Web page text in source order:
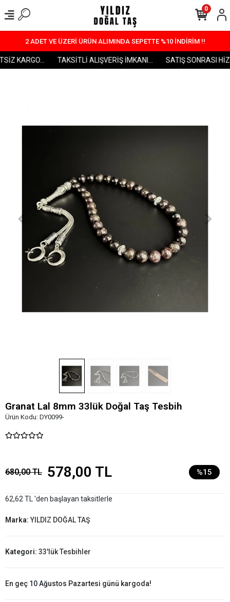
2 ADET VE ÜZERİ ÜRÜN ALIMINDA SEPETTE %10 İNDİRİM !!
KARGO... TAKSİTLİ ALIŞVERİŞ İMKANI... SATIŞ SONRASI
0
Granat Lal 8mm 33lük Doğal Taş Tesbih
Ürün Kodu: DY0099-
680,00 TL 578,00 TL %15
62,62 TL 'den başlayan taksitlerle
Marka:YILDIZ DOĞAL TAŞ
Kategori: 33'lük Tesbihler
En geç 10 Ağustos Pazartesi günü kargoda!